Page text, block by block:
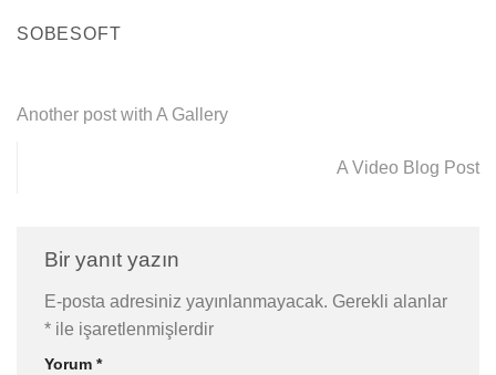
SOBESOFT
Another post with A Gallery
A Video Blog Post
Bir yanıt yazın
E-posta adresiniz yayınlanmayacak. Gerekli alanlar
* ile işaretlenmişlerdir
Yorum *